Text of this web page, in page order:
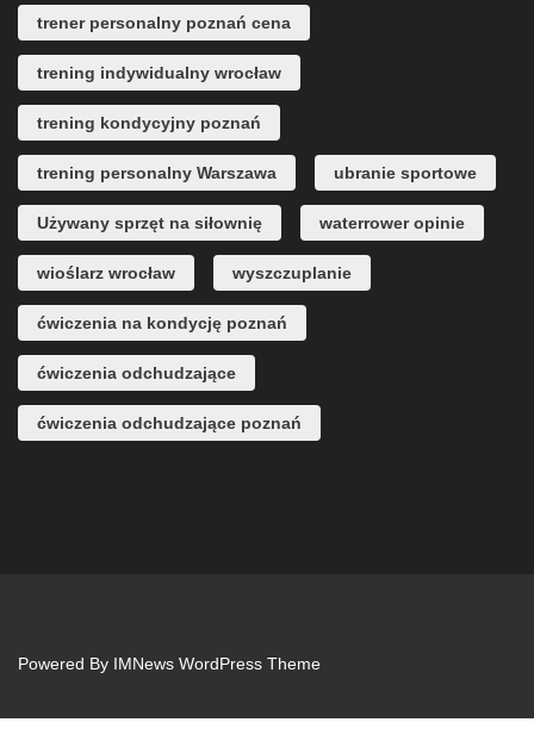
trener personalny poznań cena
trening indywidualny wrocław
trening kondycyjny poznań
trening personalny Warszawa ubranie sportowe
Używany sprzęt na siłownię waterrower opinie
wioślarz wrocław wyszczuplanie
ćwiczenia na kondycję poznań
ćwiczenia odchudzające
ćwiczenia odchudzające poznań
Powered By IMNews WordPress Theme